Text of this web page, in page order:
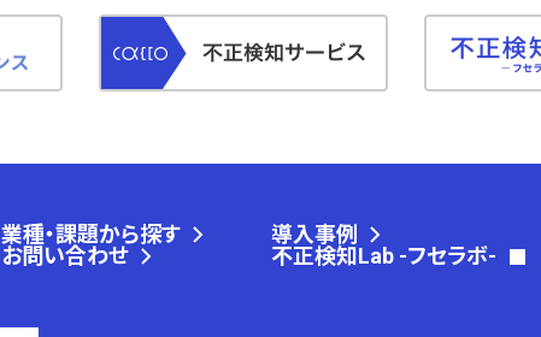
業種・課題から探す 導入事例
お問い合わせ
不正検知Lab -フセラボ-